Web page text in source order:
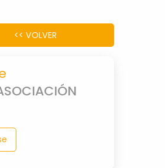
<< VOLVER